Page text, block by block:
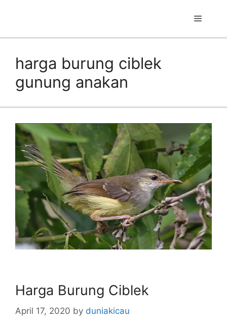
Menu
harga burung ciblek
gunung anakan
Harga Burung Ciblek
April 17, 2020 by duniakicau